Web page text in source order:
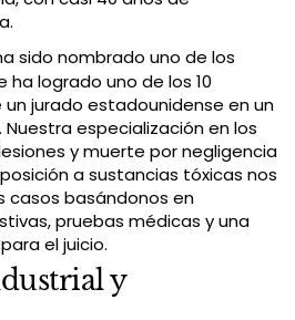
sido nombrado uno de los
logrado uno de los 10
jurado estadounidense en un
especialización en los
y muerte por negligencia
a sustancias tóxicas nos
casos basándonos en
pruebas médicas y una
el juicio.
y